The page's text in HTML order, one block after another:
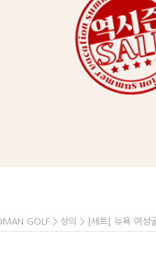
GOLF > 상의 > [세트] 뉴욕 여성